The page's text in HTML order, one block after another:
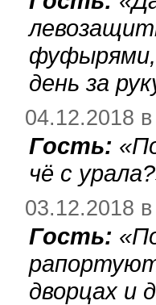
день за
04.12.2018
Гость: «
чё с урала?
03.12.2018
Гость: «
дворцах и